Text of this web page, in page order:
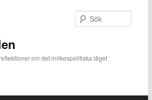
om det inrikespolitiska läget